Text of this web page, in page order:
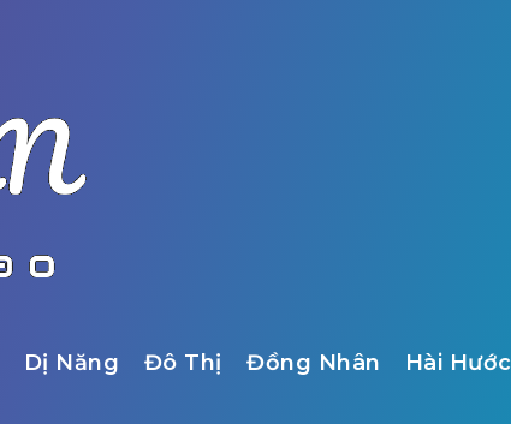
Dị Năng Đô Thị Đồng Nhân Hài Hước